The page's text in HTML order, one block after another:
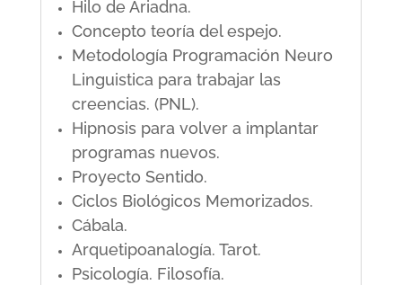
Hilo de Ariadna.
Concepto teoría del espejo.
Metodología Programación Neuro
Linguistica para trabajar las
creencias. (PNL).
Hipnosis para volver a implantar
programas nuevos.
Proyecto Sentido.
Ciclos Biológicos Memorizados.
Cábala.
Arquetipoanalogía. Tarot.
Psicología. Filosofía.